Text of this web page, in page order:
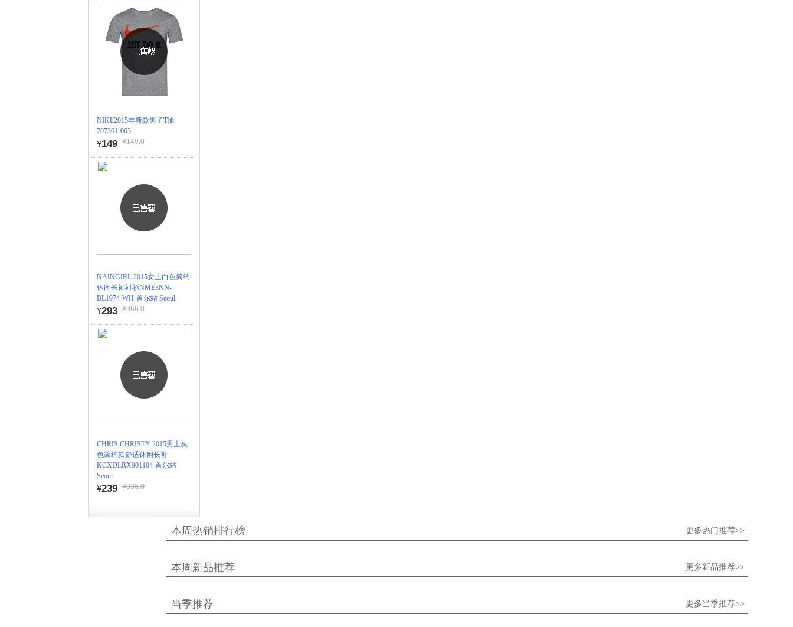
NIKE2015年新款男子T恤
707361-063
¥149 ¥149.0
NAINGIRL 2015女士白色简约
休闲长袖衬衫NME3NN-
BL1974-WH-首尔站 Seoul
¥293 ¥366.0
CHRIS.CHRISTY 2015男士灰
色简约款舒适休闲长裤
KCXDLRX901104-首尔站
Seoul
¥239 ¥336.0
本周热销排行榜 更多热门推荐>>
本周新品推荐 更多新品推荐>>
当季推荐 更多当季推荐>>